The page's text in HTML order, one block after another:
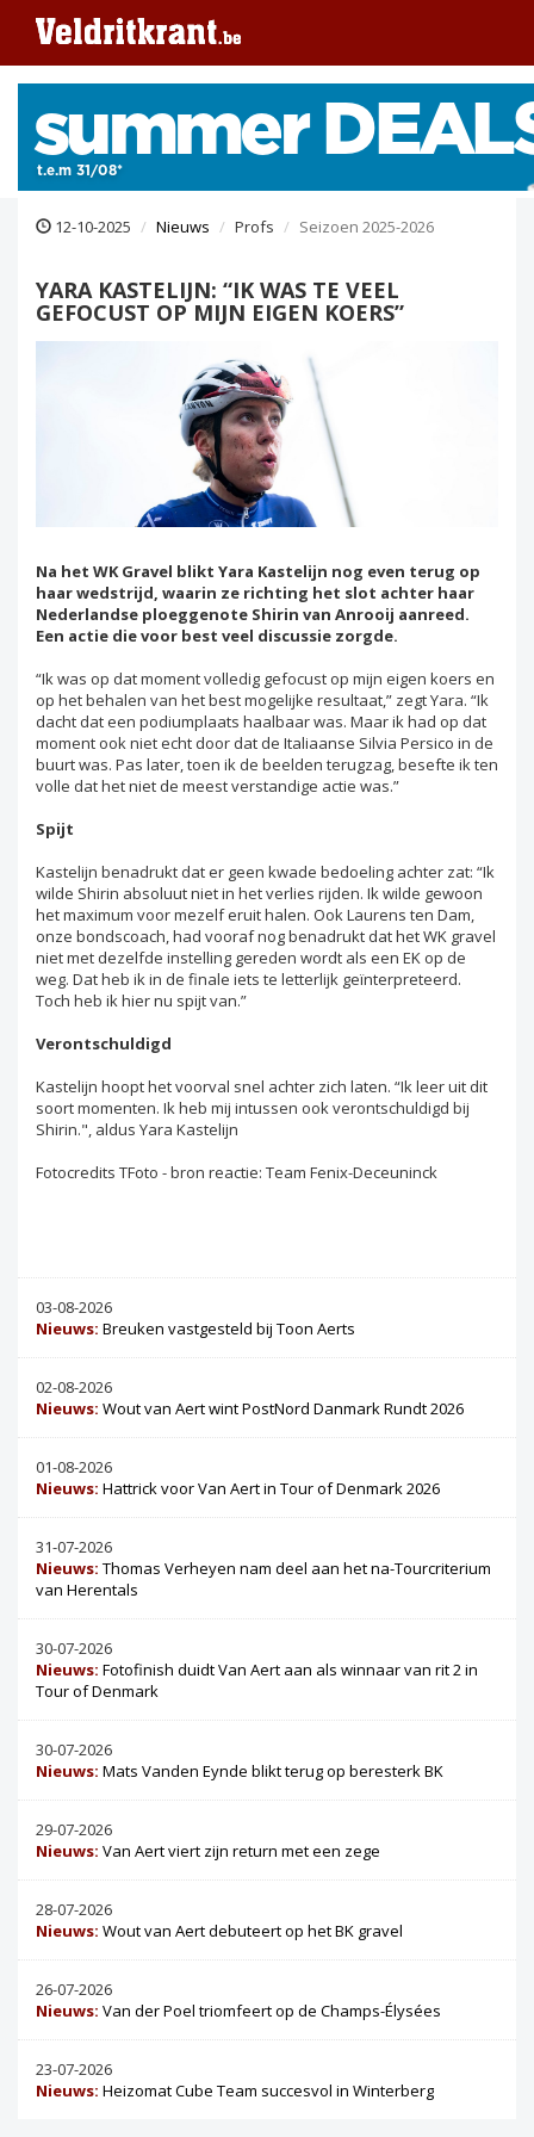
12-10-2025 Nieuws Profs Seizoen 2025-2026
YARA KASTELIJN: “IK WAS TE VEEL
GEFOCUST OP MIJN EIGEN KOERS”
Na het WK Gravel blikt Yara Kastelijn nog even terug op
haar wedstrijd, waarin ze richting het slot achter haar
Nederlandse ploeggenote Shirin van Anrooij aanreed.
Een actie die voor best veel discussie zorgde.
“Ik was op dat moment volledig gefocust op mijn eigen koers en
op het behalen van het best mogelijke resultaat,” zegt Yara. “Ik
dacht dat een podiumplaats haalbaar was. Maar ik had op dat
moment ook niet echt door dat de Italiaanse Silvia Persico in de
buurt was. Pas later, toen ik de beelden terugzag, besefte ik ten
volle dat het niet de meest verstandige actie was.”
Spijt
Kastelijn benadrukt dat er geen kwade bedoeling achter zat: “Ik
wilde Shirin absoluut niet in het verlies rijden. Ik wilde gewoon
het maximum voor mezelf eruit halen. Ook Laurens ten Dam,
onze bondscoach, had vooraf nog benadrukt dat het WK gravel
niet met dezelfde instelling gereden wordt als een EK op de
weg. Dat heb ik in de finale iets te letterlijk geïnterpreteerd.
Toch heb ik hier nu spijt van.”
Verontschuldigd
Kastelijn hoopt het voorval snel achter zich laten. “Ik leer uit dit
soort momenten. Ik heb mij intussen ook verontschuldigd bij
Shirin.", aldus Yara Kastelijn
Fotocredits TFoto - bron reactie: Team Fenix-Deceuninck
03-08-2026
Nieuws: Breuken vastgesteld bij Toon Aerts
02-08-2026
Nieuws: Wout van Aert wint PostNord Danmark Rundt 2026
01-08-2026
Nieuws: Hattrick voor Van Aert in Tour of Denmark 2026
31-07-2026
Nieuws: Thomas Verheyen nam deel aan het na-Tourcriterium
van Herentals
30-07-2026
Nieuws: Fotofinish duidt Van Aert aan als winnaar van rit 2 in
Tour of Denmark
30-07-2026
Nieuws: Mats Vanden Eynde blikt terug op beresterk BK
29-07-2026
Nieuws: Van Aert viert zijn return met een zege
28-07-2026
Nieuws: Wout van Aert debuteert op het BK gravel
26-07-2026
Nieuws: Van der Poel triomfeert op de Champs-Élysées
23-07-2026
Nieuws: Heizomat Cube Team succesvol in Winterberg